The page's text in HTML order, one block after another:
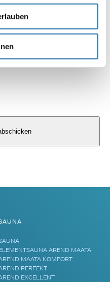
AREND MAATA
MAATA KOMFORT
PERFEKT
EXCELLENT